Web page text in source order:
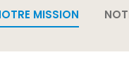
MISSION